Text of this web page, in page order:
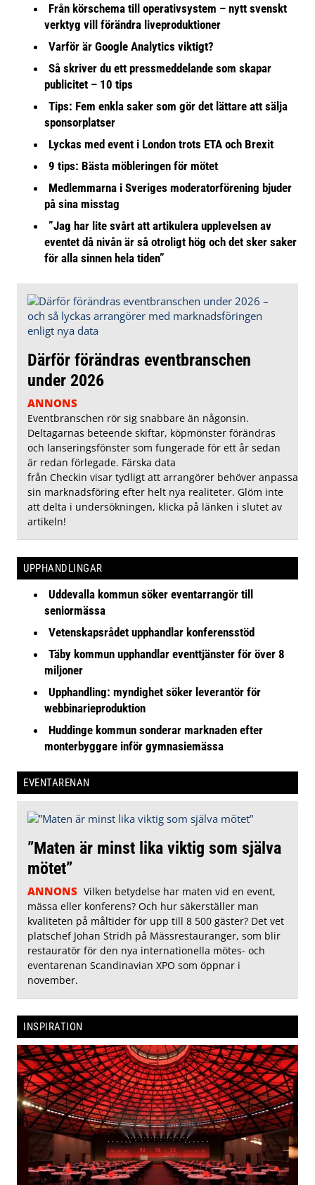
Från körschema till operativsystem – nytt svenskt
verktyg vill förändra liveproduktioner
Varför är Google Analytics viktigt?
Så skriver du ett pressmeddelande som skapar
publicitet – 10 tips
Tips: Fem enkla saker som gör det lättare att sälja
sponsorplatser
Lyckas med event i London trots ETA och Brexit
9 tips: Bästa möbleringen för mötet
Medlemmarna i Sveriges moderatorförening bjuder
på sina misstag
”Jag har lite svårt att artikulera upplevelsen av
eventet då nivån är så otroligt hög och det sker saker
för alla sinnen hela tiden”
Därför förändras eventbranschen
under 2026
ANNONS
Eventbranschen rör sig snabbare än någonsin.
Deltagarnas beteende skiftar, köpmönster förändras
och lanseringsfönster som fungerade för ett år sedan
är redan förlegade. Färska data
från Checkin visar tydligt att arrangörer behöver anpassa
sin marknadsföring efter helt nya realiteter. Glöm inte
att delta i undersökningen, klicka på länken i slutet av
artikeln!
UPPHANDLINGAR
Uddevalla kommun söker eventarrangör till
seniormässa
Vetenskapsrådet upphandlar konferensstöd
Täby kommun upphandlar eventtjänster för över 8
miljoner
Upphandling: myndighet söker leverantör för
webbinarieproduktion
Huddinge kommun sonderar marknaden efter
monterbyggare inför gymnasiemässa
EVENTARENAN
”Maten är minst lika viktig som själva
mötet”
ANNONS Vilken betydelse har maten vid en event,
mässa eller konferens? Och hur säkerställer man
kvaliteten på måltider för upp till 8 500 gäster? Det vet
platschef Johan Stridh på Mässrestauranger, som blir
restauratör för den nya internationella mötes- och
eventarenan Scandinavian XPO som öppnar i
november.
INSPIRATION